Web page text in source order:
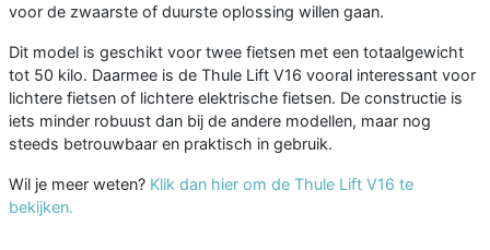
voor de zwaarste of duurste oplossing willen gaan.
Dit model is geschikt voor twee fietsen met een totaalgewicht
tot 50 kilo. Daarmee is de Thule Lift V16 vooral interessant voor
lichtere fietsen of lichtere elektrische fietsen. De constructie is
iets minder robuust dan bij de andere modellen, maar nog
steeds betrouwbaar en praktisch in gebruik.
Wil je meer weten? Klik dan hier om de Thule Lift V16 te
bekijken.